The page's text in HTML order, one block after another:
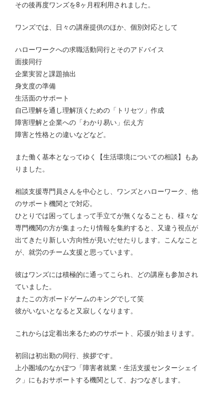
その後再度ワンズを8ヶ月程利用されました。
ワンズでは、日々の講座提供のほか、個別対応として
ハローワークへの求職活動同行とそのアドバイス
面接同行
企業実習と課題抽出
身支度の準備
生活面のサポート
自己理解を通し理解頂くための「トリセツ」作成
障害理解と企業への「わかり易い」伝え方
障害と性格との違いなどなど。
また働く基本となってゆく【生活環境についての相談】もあ
りました。
相談支援専門員さんを中心とし、ワンズとハローワーク、他
のサポート機関とで対応。
ひとりでは困ってしまって手立てが無くなることも、様々な
専門機関の方が集まったり情報を集約すると、又違う視点が
出てきたり新しい方向性が見いだせたりします。こんなこと
が、就労のチーム支援と思っています。
彼はワンズには積極的に通ってこられ、どの講座も参加され
ていました。
またこの方ボードゲームのキングでして笑
彼がいないとなると又寂しくなります。
これからは定着出来るためのサポート、応援が始まります。
初回は初出勤の同行、挨拶です。
上小圏域のなかぽつ「障害者就業・生活支援センターシェイ
ク」にもおサポートする機関として、おつなぎします。